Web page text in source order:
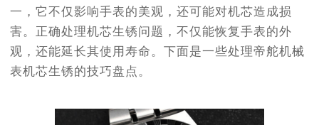
一，它不仅影响手表的美观，还可能对机芯造成损
害。正确处理机芯生锈问题，不仅能恢复手表的外
观，还能延长其使用寿命。下面是一些处理帝舵机械
表机芯生锈的技巧盘点。